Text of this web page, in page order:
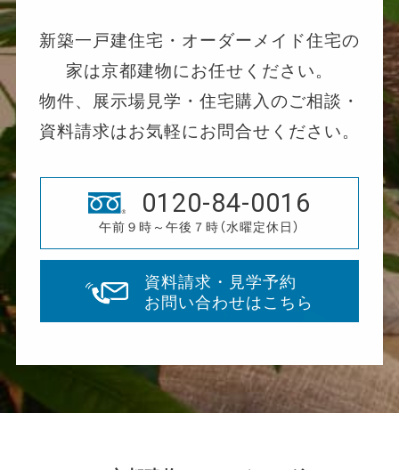
新築一戸建住宅・オーダーメイド住宅の
家は京都建物にお任せください。
物件、展示場見学・住宅購入のご相談・
資料請求はお気軽にお問合せください。
0120-84-0016
午前９時～午後７時（水曜定休日）
資料請求・見学予約
お問い合わせはこちら